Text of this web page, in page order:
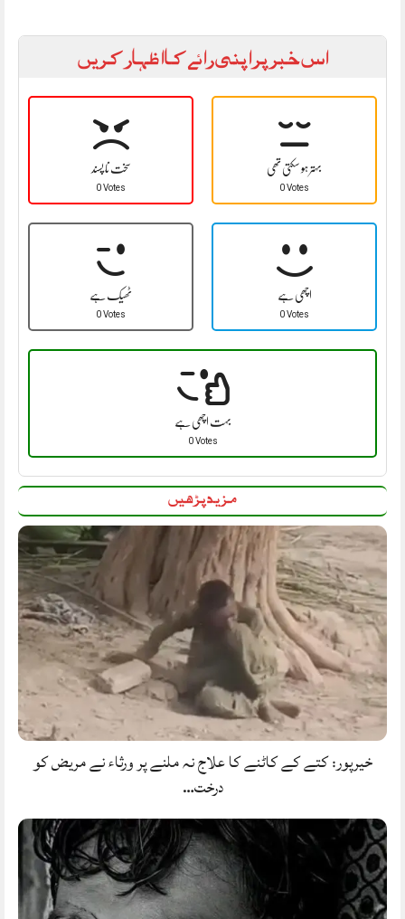
اس خبر پر اپنی رائے کا اظہار کریں
سخت نا پسند
0 Votes
بہتر ہو سکتی تھی
0 Votes
ٹھیک ہے
0 Votes
اچھی ہے
0 Votes
بہت اچھی ہے
0 Votes
مزید پڑھیں
خیرپور: کتے کے کاٹنے کا علاج نہ ملنے پر ورثاء نے مریض کو
درخت…